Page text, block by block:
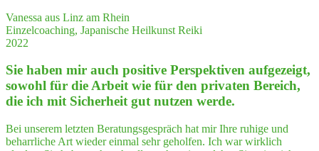
Vanessa aus Linz am Rhein
Einzelcoaching, Japanische Heilkunst Reiki
2022
Sie haben mir auch posi­ti­ve Per­spek­ti­ven auf­ge­zeigt,
sowohl für die Arbeit wie für den pri­va­ten Bereich,
die ich mit Sicher­heit gut nut­zen werde.
Bei unserem letzten Beratungsgespräch hat mir Ihre ruhige und
beharrliche Art wieder einmal sehr geholfen. Ich war wirklich